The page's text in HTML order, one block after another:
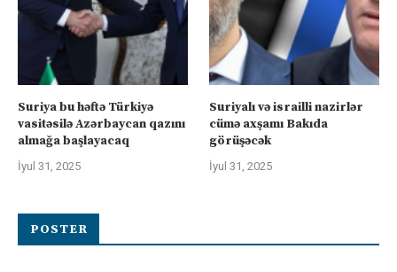
Suriya bu həftə Türkiyə
vasitəsilə Azərbaycan qazını
almağa başlayacaq
İyul 31, 2025
Suriyalı və israilli nazirlər
cümə axşamı Bakıda
görüşəcək
İyul 31, 2025
POSTER